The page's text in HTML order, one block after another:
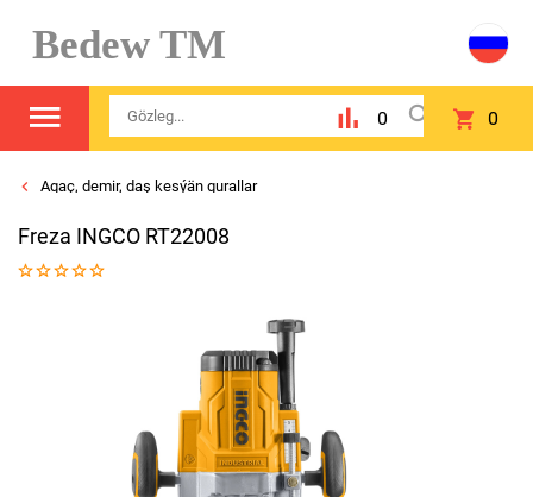
Bedew TM
0 0
Agaç, demir, daş kesýän gurallar
Freza INGCO RT22008